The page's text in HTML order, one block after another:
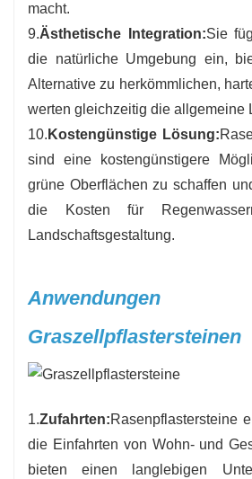
macht.
9.Ästhetische Integration:Sie
die natürliche Umgebung ein,
Alternative zu herkömmlichen,
werten gleichzeitig die allgemeine
10. Kostengünstige Lösung:
sind eine kostengünstigere
grüne Oberflächen zu schaffen
die Kosten für
Landschaftsgestaltung.
Graszellpflastersteinen
1.Zufahrten:Rasenpflastersteine
die Einfahrten von Wohn- und
bieten einen langlebigen